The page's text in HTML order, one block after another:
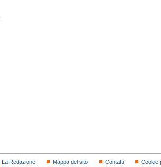
La Redazione Mappa del sito Contatti Cookie